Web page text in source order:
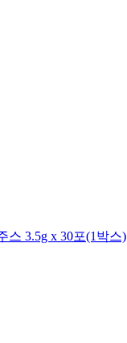
스 3.5g x 30포(1박스)